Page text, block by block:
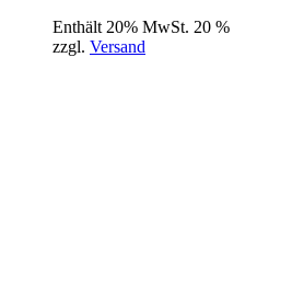
Enthält 20% MwSt. 20 %
zzgl. Versand